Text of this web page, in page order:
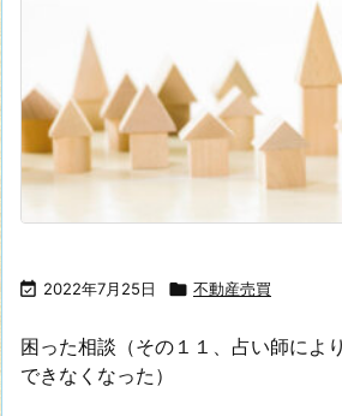
 2022年7月25日  不動産売買
困った相談（その１１、占い師によ
できなくなった）